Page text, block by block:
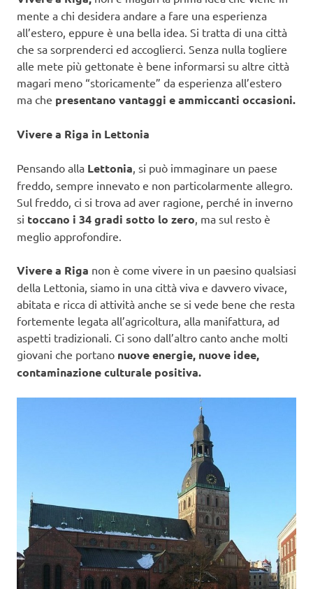
mente a chi desidera andare a fare una esperienza
all’estero, eppure è una bella idea. Si tratta di una città
che sa sorprenderci ed accoglierci. Senza nulla togliere
alle mete più gettonate è bene informarsi su altre città
magari meno “storicamente” da esperienza all’estero
ma che presentano vantaggi e ammiccanti occasioni.
Vivere a Riga in Lettonia
Pensando alla Lettonia, si può immaginare un paese
freddo, sempre innevato e non particolarmente allegro.
Sul freddo, ci si trova ad aver ragione, perché in inverno
si toccano i 34 gradi sotto lo zero, ma sul resto è
meglio approfondire.
Vivere a Riga non è come vivere in un paesino qualsiasi
della Lettonia, siamo in una città viva e davvero vivace,
abitata e ricca di attività anche se si vede bene che resta
fortemente legata all’agricoltura, alla manifattura, ad
aspetti tradizionali. Ci sono dall’altro canto anche molti
giovani che portano nuove energie, nuove idee,
contaminazione culturale positiva.